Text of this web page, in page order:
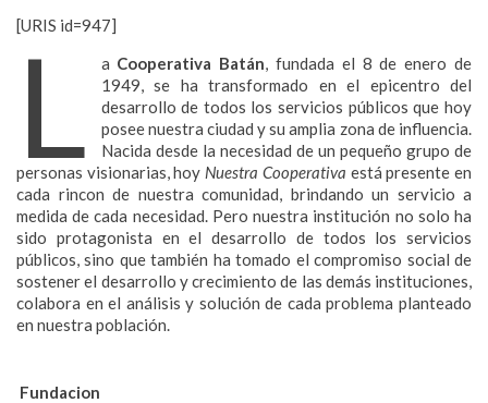
[URIS id=947]
L a Cooperativa Batán, fundada el 8 de enero de
1949, se ha transformado en el epicentro del
desarrollo de todos los servicios públicos que hoy
posee nuestra ciudad y su amplia zona de influencia.
Nacida desde la necesidad de un pequeño grupo de
personas visionarias, hoy Nuestra Cooperativa está presente en
cada rincon de nuestra comunidad, brindando un servicio a
medida de cada necesidad. Pero nuestra institución no solo ha
sido protagonista en el desarrollo de todos los servicios
públicos, sino que también ha tomado el compromiso social de
sostener el desarrollo y crecimiento de las demás instituciones,
colabora en el análisis y solución de cada problema planteado
en nuestra población.
Fundacion